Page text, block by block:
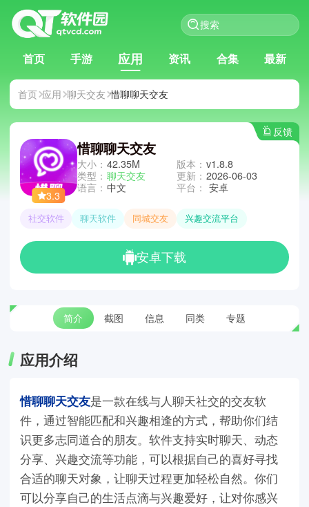
首页 手游 应用 资讯 合集 最新
首页 应用 聊天交友 惜聊聊天交友
反馈
3.3
惜聊聊天交友
大小： 42.35M
类型： 聊天交友
语言： 中文
版本： v1.8.8
更新： 2026-06-03
平台： 安卓
社交软件 聊天软件 同城交友 兴趣交流平台
安卓下载
简介 截图 信息 同类 专题
应用介绍
惜聊聊天交友是一款在线与人聊天社交的交友软
件，通过智能匹配和兴趣相逢的方式，帮助你们结
识更多志同道合的朋友。软件支持实时聊天、动态
分享、兴趣交流等功能，可以根据自己的喜好寻找
合适的聊天对象，让聊天过程更加轻松自然。你们
可以分享自己的生活点滴与兴趣爱好，让对你感兴